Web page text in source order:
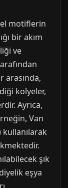
motiflerin
bir akım
ve
arasında,
kolyeler,
Ayrıca,
Van
kullanılarak
şık
eşya